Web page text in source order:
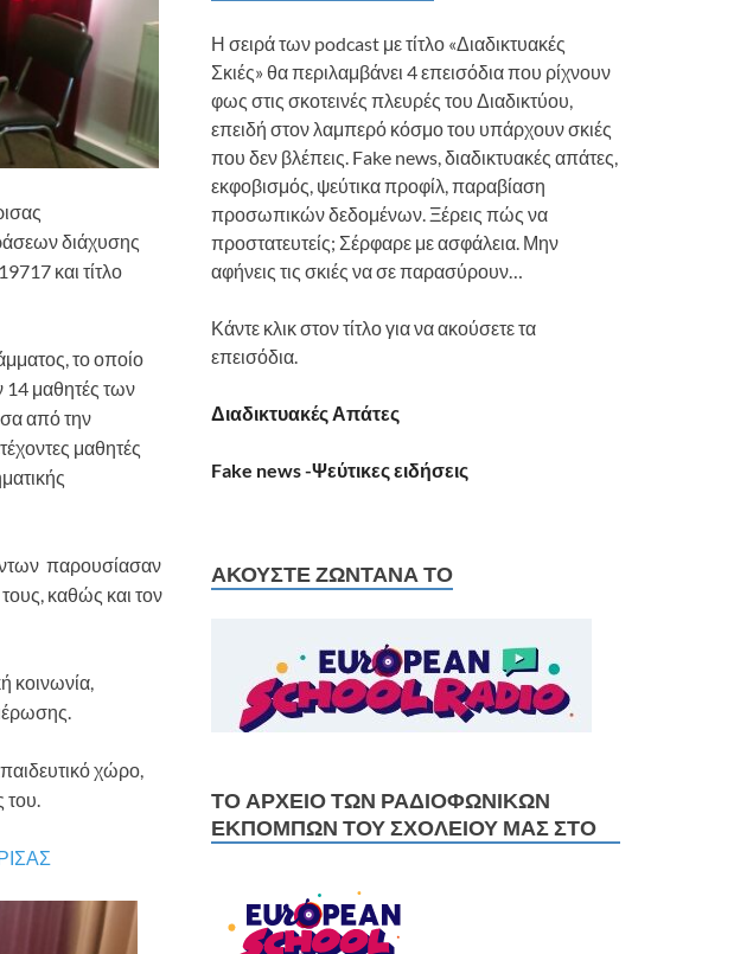
διάχυσης
και τίτλο
το οποίο
14 μαθητές των
από την
μαθητές
παρουσίασαν
καθώς και τον
κοινωνία,
χώρο,
Η σειρά των podcast με τίτλο «Διαδικτυακές
Σκιές» θα περιλαμβάνει 4 επεισόδια που ρίχνουν
φως στις σκοτεινές πλευρές του Διαδικτύου,
επειδή στον λαμπερό κόσμο του υπάρχουν σκιές
που δεν βλέπεις. Fake news, διαδικτυακές απάτες,
εκφοβισμός, ψεύτικα προφίλ, παραβίαση
προσωπικών δεδομένων. Ξέρεις πώς να
προστατευτείς; Σέρφαρε με ασφάλεια. Μην
αφήνεις τις σκιές να σε παρασύρουν…
Κάντε κλικ στον τίτλο για να ακούσετε τα
επεισόδια.
Διαδικτυακές Απάτες
Fake news -Ψεύτικες ειδήσεις
ΑΚΟΎΣΤΕ ΖΩΝΤΑΝΆ ΤΟ
ΤΟ ΑΡΧΕΊΟ ΤΩΝ ΡΑΔΙΟΦΩΝΙΚΏΝ
ΕΚΠΟΜΠΏΝ ΤΟΥ ΣΧΟΛΕΊΟΥ ΜΑΣ ΣΤΟ